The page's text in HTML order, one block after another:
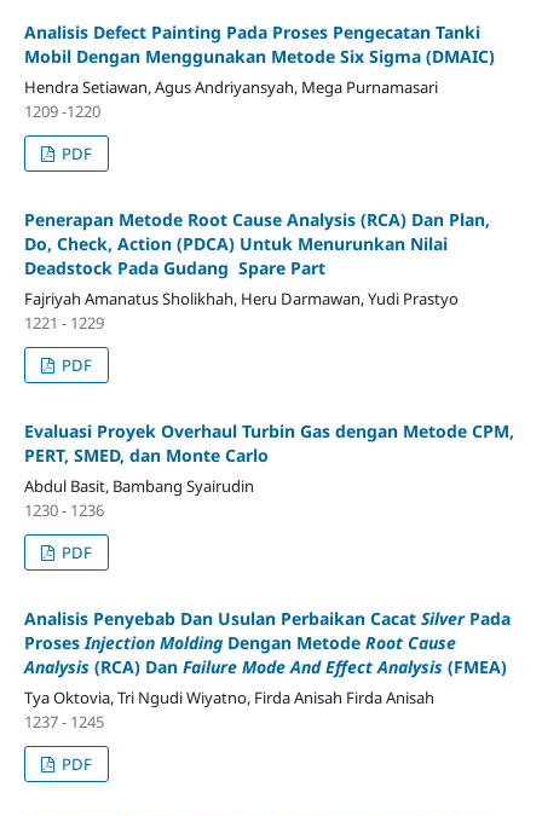
Analisis Defect Painting Pada Proses Pengecatan Tanki
Mobil Dengan Menggunakan Metode Six Sigma (DMAIC)
Hendra Setiawan, Agus Andriyansyah, Mega Purnamasari
1209 -1220
PDF
Penerapan Metode Root Cause Analysis (RCA) Dan Plan,
Do, Check, Action (PDCA) Untuk Menurunkan Nilai
Deadstock Pada Gudang Spare Part
Fajriyah Amanatus Sholikhah, Heru Darmawan, Yudi Prastyo
1221 - 1229
PDF
Evaluasi Proyek Overhaul Turbin Gas dengan Metode CPM,
PERT, SMED, dan Monte Carlo
Abdul Basit, Bambang Syairudin
1230 - 1236
PDF
Analisis Penyebab Dan Usulan Perbaikan Cacat SilverPada
Proses Injection MoldingDengan Metode Root Cause
Analysis (RCA) Dan Failure Mode And Effect Analysis (FMEA)
Tya Oktovia, Tri Ngudi Wiyatno, Firda Anisah Firda Anisah
1237 - 1245
PDF